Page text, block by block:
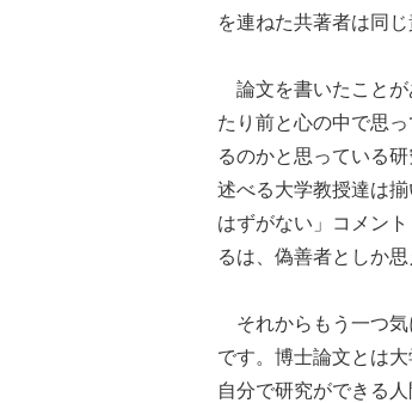
を連ねた共著者は同
論文を書いたことが
たり前と心の中で思
るのかと思っている
述べる大学教授達は
はずがない」コメン
るは、偽善者としか思
それからもう一つ気
です。博士論文とは
自分で研究ができる